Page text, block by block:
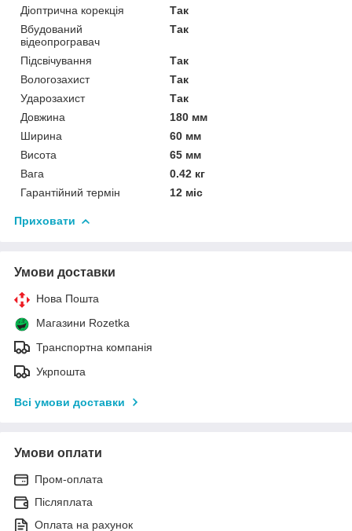
Діоптрична корекція
Так
Вбудований
відеопрогравач
Так
Підсвічування
Так
Вологозахист
Так
Ударозахист
Так
Довжина
180 мм
Ширина
60 мм
Висота
65 мм
Вага
0.42 кг
Гарантійний термін
12 міс
Приховати
Умови доставки
Нова Пошта
Магазини Rozetka
Транспортна компанія
Укрпошта
Всі умови доставки
Умови оплати
Пром-оплата
Післяплата
Оплата на рахунок